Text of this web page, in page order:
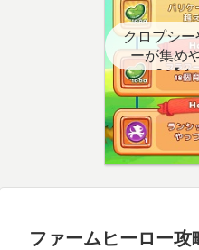
クロプシ
ーが集め
こ？【
ファームヒーロー攻